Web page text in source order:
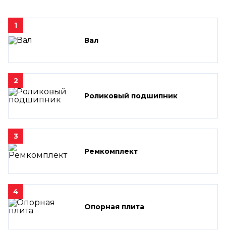
1
Вал
2
Роликовый подшипник
3
Ремкомплект
4
Опорная плита